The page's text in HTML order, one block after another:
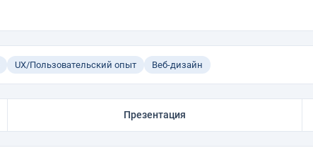
UX/Пользовательский опыт Веб-дизайн
Презентация